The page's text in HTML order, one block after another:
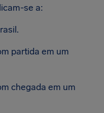
se a:
partida em um
chegada em um